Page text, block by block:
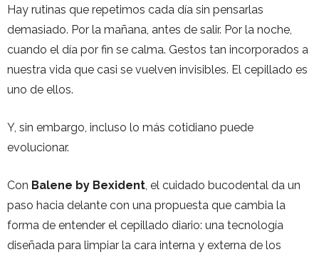
Hay rutinas que repetimos cada día sin pensarlas
demasiado. Por la mañana, antes de salir. Por la noche,
cuando el día por fin se calma. Gestos tan incorporados a
nuestra vida que casi se vuelven invisibles. El cepillado es
uno de ellos.
Y, sin embargo, incluso lo más cotidiano puede
evolucionar.
Con Balene by Bexident, el cuidado bucodental da un
paso hacia delante con una propuesta que cambia la
forma de entender el cepillado diario: una tecnología
diseñada para limpiar la cara interna y externa de los